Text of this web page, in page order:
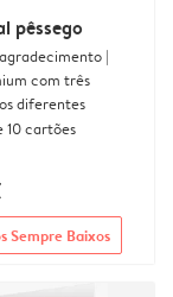
pêssego
|
com três
diferentes
10 cartões
Sempre Baixos